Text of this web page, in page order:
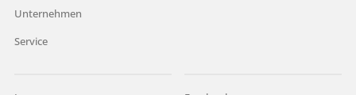
Unternehmen
Service